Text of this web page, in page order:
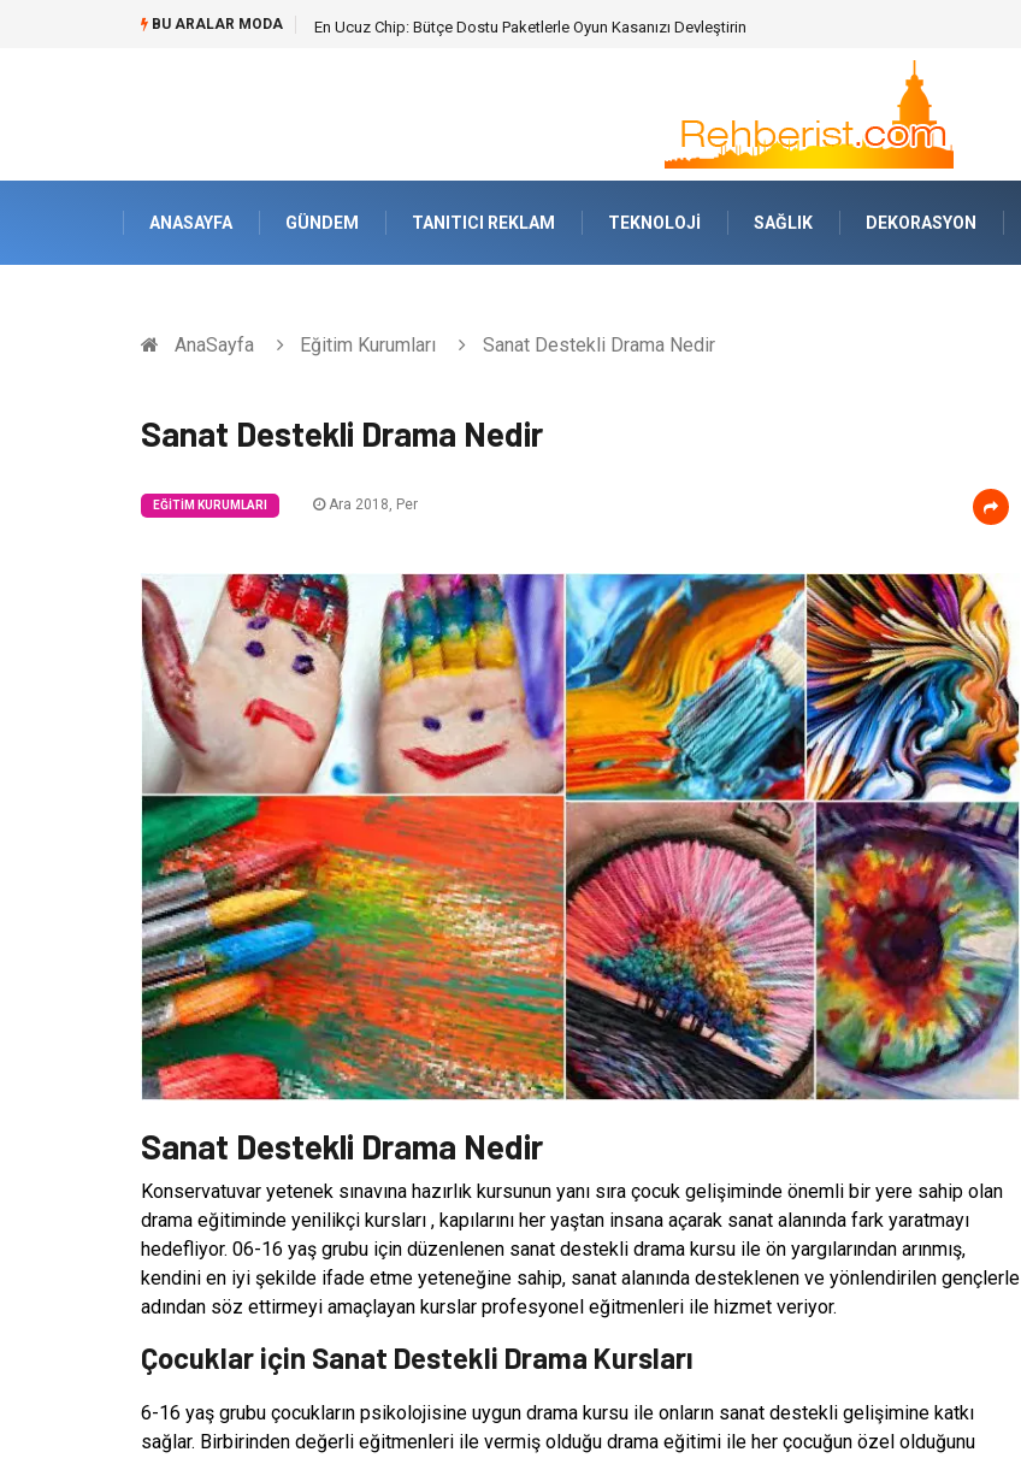
BU ARALAR MODA En Ucuz Chip: Bütçe Dostu Paketlerle Oyun Kasanızı Devleştirin
ANASAYFA GÜNDEM TANITICI REKLAM TEKNOLOJI SAĞLIK DEKORASYON
AnaSayfa Eğitim Kurumları Sanat Destekli Drama Nedir
Sanat Destekli Drama Nedir
EĞITIM KURUMLARI Ara 2018, Per
Sanat Destekli Drama Nedir
Konservatuvar yetenek sınavına hazırlık kursunun yanı sıra çocuk gelişiminde önemli bir yere sahip olan
drama eğitiminde yenilikçi kursları , kapılarını her yaştan insana açarak sanat alanında fark yaratmayı
hedefliyor. 06-16 yaş grubu için düzenlenen sanat destekli drama kursu ile ön yargılarından arınmış,
kendini en iyi şekilde ifade etme yeteneğine sahip, sanat alanında desteklenen ve yönlendirilen gençlerle
adından söz ettirmeyi amaçlayan kurslar profesyonel eğitmenleri ile hizmet veriyor.
Çocuklar için Sanat Destekli Drama Kursları
6-16 yaş grubu çocukların psikolojisine uygun drama kursu ile onların sanat destekli gelişimine katkı
sağlar. Birbirinden değerli eğitmenleri ile vermiş olduğu drama eğitimi ile her çocuğun özel olduğunu